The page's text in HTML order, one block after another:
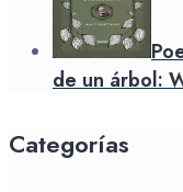
de un árbol:
Categorías